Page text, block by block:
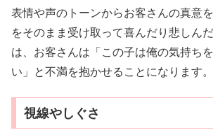
表情や声のトーンからお客さんの真意
をそのまま受け取って喜んだり悲しん
は、お客さんは「この子は俺の気持ち
い」と不満を抱かせることになります。
視線やしぐさ